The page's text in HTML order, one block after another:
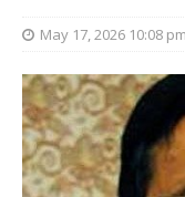
May 17, 2026 10:08 pm